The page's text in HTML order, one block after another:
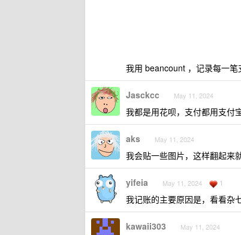
我用 beancount ，记录每一笔
Jasckcc May 11, 2024
我都是用花呗，支付都用支付
aks May 11, 2024
我会贴一些图片，这样翻起来
yifeia May 11, 2024 1
我记账的主要原因是，看看杂
kawaii303 May 11, 2024